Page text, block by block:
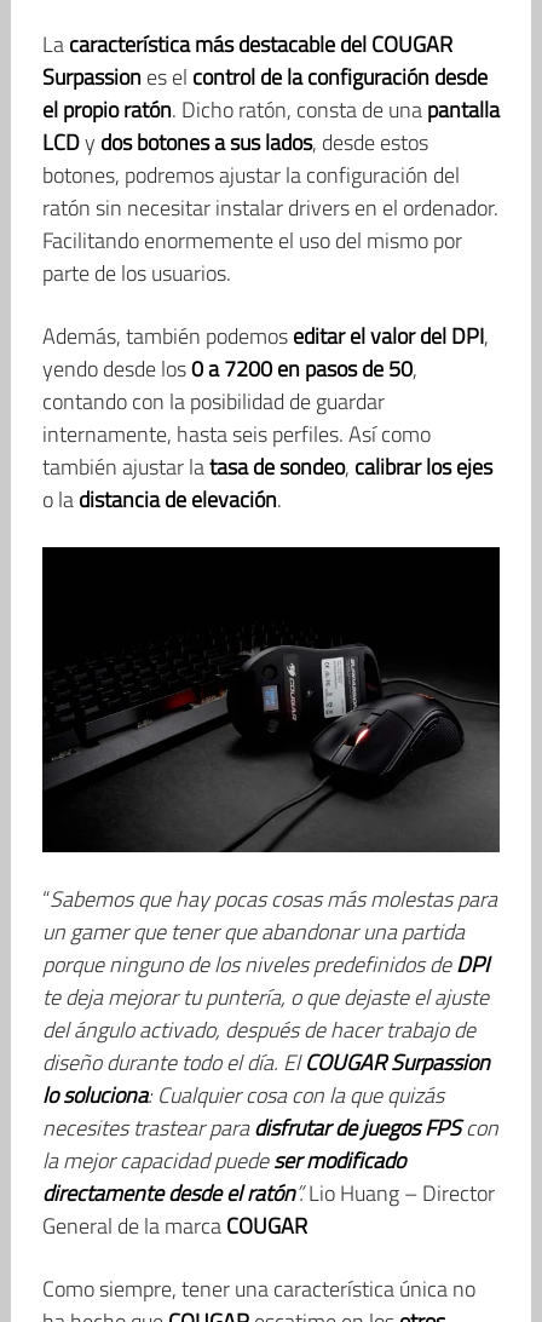
Lacaracterística más destacable del COUGAR
Surpassiones el control de la configuración desde
el propio ratón. Dicho ratón, consta de unapantalla
LCDy dos botones a sus lados, desde estos
botones, podremos ajustar la configuración del
ratón sin necesitar instalar drivers en el ordenador.
Facilitando enormemente el uso del mismo por
parte de los usuarios.
Además, también podemoseditar el valor del DPI,
yendo desde los0 a 7200 en pasos de 50,
contando con la posibilidad de guardar
internamente, hasta seis perfiles. Así como
también ajustar latasa de sondeo, calibrar los ejes
o ladistancia de elevación.
“Sabemos que hay pocas cosas más molestas para
un gamer que tener que abandonar una partida
porque ninguno de los niveles predefinidos deDPI
te deja mejorar tu puntería, o que dejaste el ajuste
del ángulo activado, después de hacer trabajo de
diseño durante todo el día. ElCOUGARSurpassion
lo soluciona: Cualquier cosa con la que quizás
necesites trastear paradisfrutar de juegos FPScon
la mejor capacidad puedeser modificado
directamente desde el ratón”.Lio Huang – Director
General de la marcaCOUGAR
Como siempre, tener una característica única no